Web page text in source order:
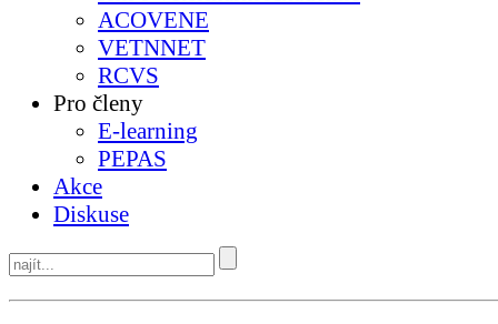
ACOVENE
VETNNET
RCVS
Pro členy
E-learning
PEPAS
Akce
Diskuse